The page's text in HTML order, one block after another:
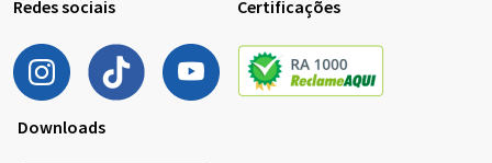
Redes sociais Certificações
Downloads